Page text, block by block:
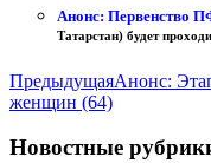
Анонс: Первенство
Татарстан) будет
ПредыдущаяАнонс:
женщин (64)
Новостные